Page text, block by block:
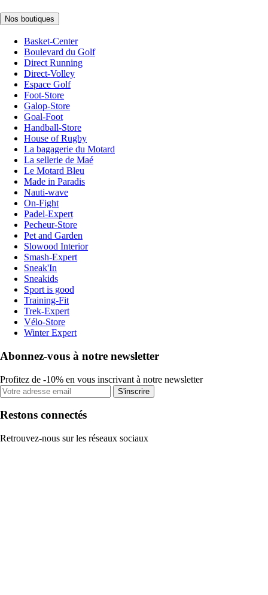
Nos boutiques
Basket-Center
Boulevard du Golf
Direct Running
Direct-Volley
Espace Golf
Foot-Store
Galop-Store
Goal-Foot
Handball-Store
House of Rugby
La bagagerie du Motard
La sellerie de Maé
Le Motard Bleu
Made in Paradis
Nauti-wave
On-Fight
Padel-Expert
Pecheur-Store
Pet and Garden
Slowood Interior
Smash-Expert
Sneak'In
Sneakids
Sport is good
Training-Fit
Trek-Expert
Vélo-Store
Winter Expert
Abonnez-vous à notre newsletter
Profitez de -10% en vous inscrivant à notre newsletter
S'inscrire
Restons connectés
Retrouvez-nous sur les réseaux sociaux